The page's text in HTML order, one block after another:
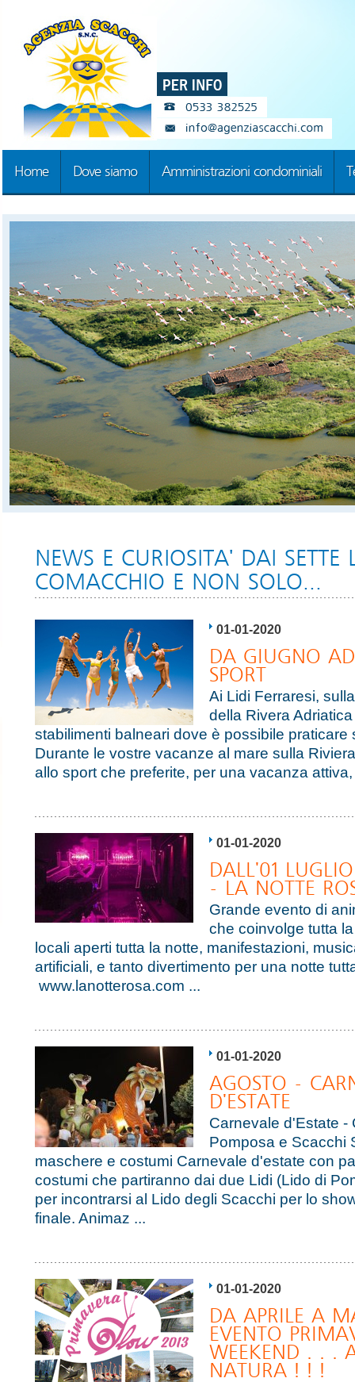
Home Dove siamo Amministrazioni condominiali
NEWS E CURIOSITA' DAI SETTE
COMACCHIO E NON SOLO...
01-01-2020
DA GIUGNO
SPORT
Ai Lidi Ferraresi,
della Rivera
stabilimenti balneari dove è possibile praticare
Durante le vostre vacanze al mare sulla
allo sport che preferite, per una vacanza
01-01-2020
DALL'01
- LA NOTTE
Grande evento di
che coinvolge tutta
locali aperti tutta la notte, manifestazioni,
artificiali, e tanto divertimento per una notte
www.lanotterosa.com ...
01-01-2020
AGOSTO -
D'ESTATE
Carnevale d'Estate -
Pomposa e Scacchi
maschere e costumi Carnevale d'estate con
costumi che partiranno dai due Lidi (Lido di
per incontrarsi al Lido degli Scacchi per lo
finale. Animaz ...
01-01-2020
DA APRILE A
EVENTO
WEEKEND . . .
NATURA ! ! !